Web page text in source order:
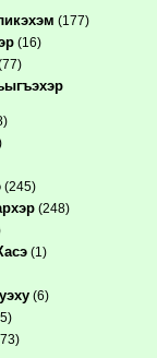
(177)
(16)
(245)
(248)
(1)
(6)